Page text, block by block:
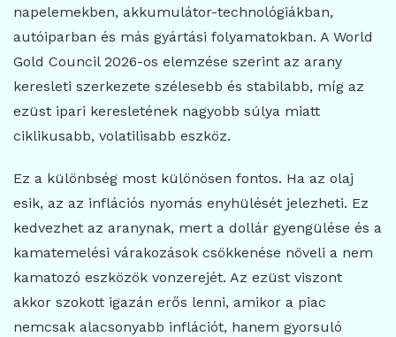
napelemekben, akkumulátor-technológiákban,
autóiparban és más gyártási folyamatokban. A World
Gold Council 2026-os elemzése szerint az arany
keresleti szerkezete szélesebb és stabilabb, míg az
ezüst ipari keresletének nagyobb súlya miatt
ciklikusabb, volatilisabb eszköz.
Ez a különbség most különösen fontos. Ha az olaj
esik, az az inflációs nyomás enyhülését jelezheti. Ez
kedvezhet az aranynak, mert a dollár gyengülése és a
kamatemelési várakozások csökkenése növeli a nem
kamatozó eszközök vonzerejét. Az ezüst viszont
akkor szokott igazán erős lenni, amikor a piac
nemcsak alacsonyabb inflációt, hanem gyorsuló